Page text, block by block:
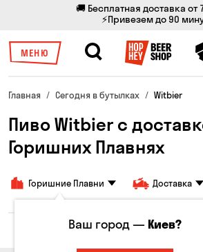
🚚 Бесплатная доставка от
⚡Привезем до 90
МЕНЮ
Главная Сегодня в бутылках Witbier
Пиво Witbier с
Горишних Плавнях
Горишние Плавни Доставка
Все товары Пиво Сидр
Ваш город —Киев?